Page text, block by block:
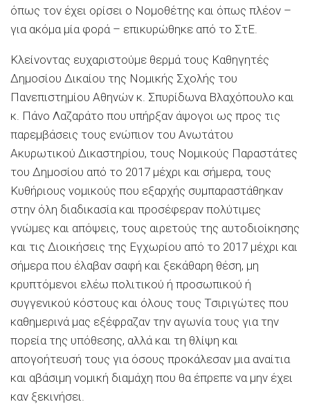
όπως τον έχει ορίσει ο Νομοθέτης και όπως πλέον –
για ακόμα μία φορά – επικυρώθηκε από το ΣτΕ.
Κλείνοντας ευχαριστούμε θερμά τους Καθηγητές
Δημοσίου Δικαίου της Νομικής Σχολής του
Πανεπιστημίου Αθηνών κ. Σπυρίδωνα Βλαχόπουλο και
κ. Πάνο Λαζαράτο που υπήρξαν άψογοι ως προς τις
παρεμβάσεις τους ενώπιον του Ανωτάτου
Ακυρωτικού Δικαστηρίου, τους Νομικούς Παραστάτες
του Δημοσίου από το 2017 μέχρι και σήμερα, τους
Κυθήριους νομικούς που εξαρχής συμπαραστάθηκαν
στην όλη διαδικασία και προσέφεραν πολύτιμες
γνώμες και απόψεις, τους αιρετούς της αυτοδιοίκησης
και τις Διοικήσεις της Εγχωρίου από το 2017 μέχρι και
σήμερα που έλαβαν σαφή και ξεκάθαρη θέση, μη
κρυπτόμενοι ελέω πολιτικού ή προσωπικού ή
συγγενικού κόστους και όλους τους Τσιριγώτες που
καθημερινά μας εξέφραζαν την αγωνία τους για την
πορεία της υπόθεσης, αλλά και τη θλίψη και
απογοήτευσή τους για όσους προκάλεσαν μια αναίτια
και αβάσιμη νομική διαμάχη που θα έπρεπε να μην έχει
καν ξεκινήσει.